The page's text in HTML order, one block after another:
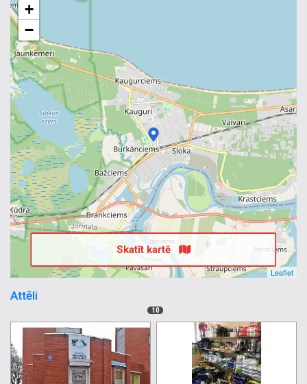
+
−
Leaflet
Skatīt kartē
Attēli
10